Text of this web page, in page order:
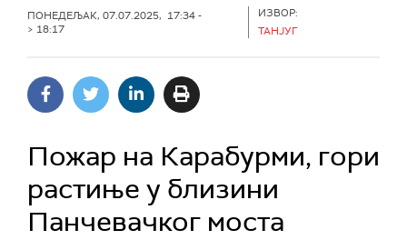
ПОНЕДЕЉАК, 07.07.2025, 17:34 -
> 18:17
ИЗВОР:
ТАНЈУГ
Пожар на Карабурми, гори
растиње у близини
Панчевачког моста